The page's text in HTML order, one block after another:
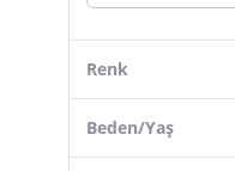
Renk
Beden/Yaş